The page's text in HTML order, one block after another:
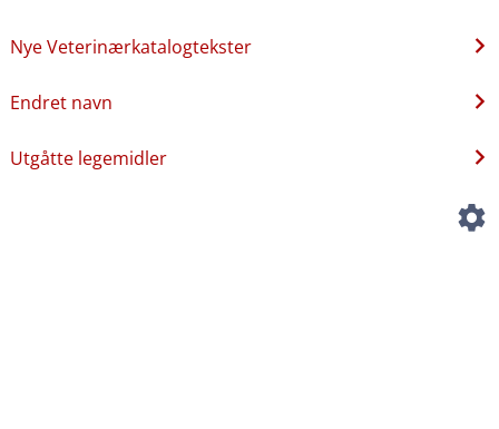
Nye Veterinærkatalogtekster
Endret navn
Utgåtte legemidler